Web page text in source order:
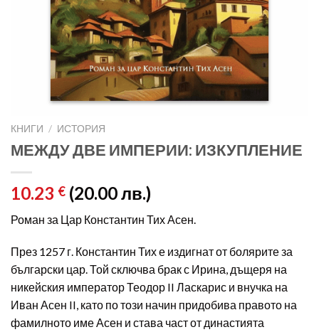
КНИГИ / ИСТОРИЯ
МЕЖДУ ДВЕ ИМПЕРИИ: ИЗКУПЛЕНИЕ
10.23 € (20.00 лв.)
Роман за Цар Константин Тих Асен.
През 1257 г. Константин Тих е издигнат от болярите за
български цар. Той сключва брак с Ирина, дъщеря на
никейския император Теодор II Ласкарис и внучка на
Иван Асен II, като по този начин придобива правото на
фамилното име Асен и става част от династията